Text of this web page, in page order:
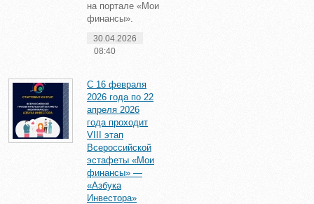
на портале «Мои
финансы».
30.04.2026
08:40
С 16 февраля
2026 года по 22
апреля 2026
года проходит
VIII этап
Всероссийской
эстафеты «Мои
финансы» —
«Азбука
Инвестора»